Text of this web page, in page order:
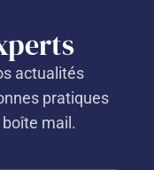
actualités
pratiques
mail.